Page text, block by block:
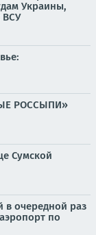
Украины,
ВСУ
РОССЫПИ»
Сумской
в очередной раз
по